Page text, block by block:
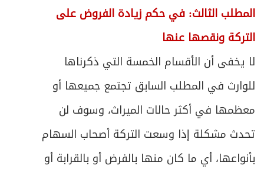
المطلب الثالث: في حكم زيادة الفروض على
التركة ونقصها عنها
لا يخفى أن الأقسام الخمسة التي ذكرناها
للوارث في المطلب السابق تجتمع جميعها أو
معظمها في أكثر حالات الميراث، وسوف لن
تحدث مشكلة إذا وسعت التركة أصحاب السهام
بأنواعها، أي ما كان منها بالفرض أو بالقرابة أو